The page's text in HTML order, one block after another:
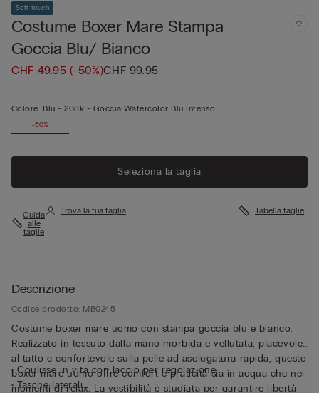
Soft touch
Costume Boxer Mare Stampa
Goccia Blu/ Bianco
CHF 49.95(-50%)CHF 99.95
Colore: Blu -208k - Goccia Watercolor Blu Intenso
-50%
Seleziona la taglia
Guida
alle
taglie
Trova la tua taglia Tabella taglie
Descrizione
Codice prodotto: MB0245
Costume boxer mare uomo con stampa goccia blu e bianco.
Realizzato in tessuto dalla mano morbida e vellutata, piacevole
al tatto e confortevole sulla pelle ad asciugatura rapida, questo
boxer mare uomo offre comfort e praticità sia in acqua che nei
momenti di relax. La vestibilità è studiata per garantire libertà
• Coulisse in vita con laccio per regolazione
• Tasche laterali